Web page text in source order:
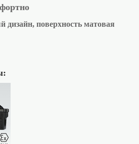
поверхность матовая